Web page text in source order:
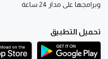
وبرامجها على مدار 24 ساعة
تحميل التطبيق